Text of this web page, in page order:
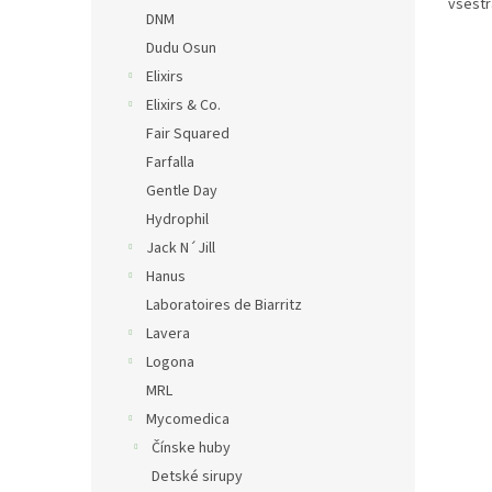
DNM
Dudu Osun
Elixirs
Elixirs & Co.
Fair Squared
Farfalla
Gentle Day
Hydrophil
Jack N´Jill
Hanus
Laboratoires de Biarritz
Lavera
Logona
MRL
Mycomedica
Čínske huby
Detské sirupy